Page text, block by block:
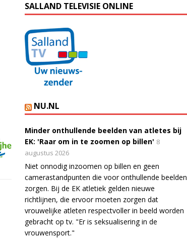
SALLAND TELEVISIE ONLINE
NU.NL
Minder onthullende beelden van atletes bij
EK: 'Raar om in te zoomen op billen' 8
augustus 2026
Niet onnodig inzoomen op billen en geen
camerastandpunten die voor onthullende beelden
zorgen. Bij de EK atletiek gelden nieuwe
richtlijnen, die ervoor moeten zorgen dat
vrouwelijke atleten respectvoller in beeld worden
gebracht op tv. "Er is seksualisering in de
vrouwensport."